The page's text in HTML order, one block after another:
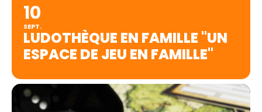
10
SEPT.
LUDOTHÈQUE EN FAMILLE "UN
ESPACE DE JEU EN FAMILLE"